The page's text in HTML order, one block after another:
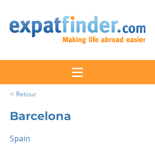
< Retour
Barcelona
Spain